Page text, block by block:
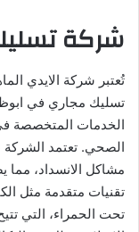
شركة
تُعتبر شركة الايدي
تسليك مجاري في
الخدمات المتخصصة
الصحي. تعتمد الشركة
مشاكل الانسداد،
تقنيات متقدمة مثل
تحت الحمراء، التي